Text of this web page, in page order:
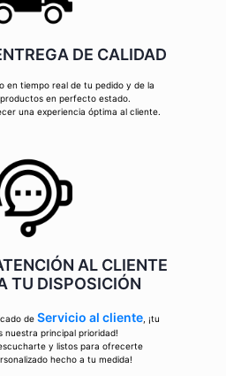
DE CALIDAD
en tiempo real de tu pedido y de la
en perfecto estado.
una experiencia óptima al cliente.
AL CLIENTE
TU DISPOSICIÓN
de Servicio al cliente , ¡tu
nuestra principal prioridad!
y listos para ofrecerte
hecho a tu medida!